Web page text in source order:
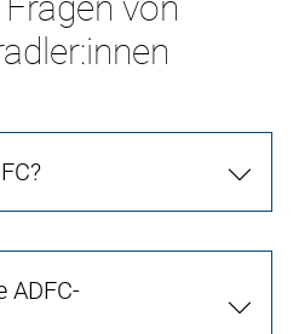
ADFC-